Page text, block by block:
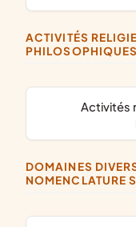
ACTIVITÉS RELIGIEUSES, SPIRITUELLES OU
PHILOSOPHIQUES
activités religieuses, spirituelles ou
DOMAINES DIVERS, DOMAINES DE
NOMENCLATURE